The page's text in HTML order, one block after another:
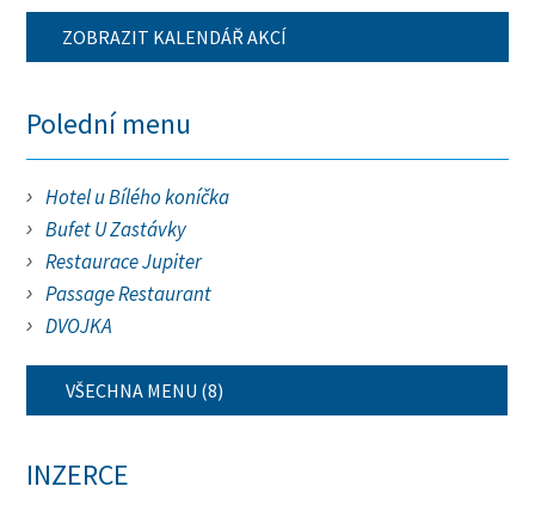
ZOBRAZIT KALENDÁŘ AKCÍ
Polední menu
Hotel u Bílého koníčka
Bufet U Zastávky
Restaurace Jupiter
Passage Restaurant
DVOJKA
VŠECHNA MENU (8)
INZERCE